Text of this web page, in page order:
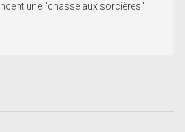
une "chasse aux sorcières"